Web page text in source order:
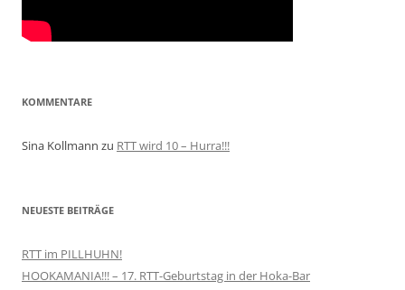
KOMMENTARE
Sina Kollmann zu RTT wird 10 – Hurra!!!
NEUESTE BEITRÄGE
RTT im PILLHUHN!
HOOKAMANIA!!! – 17. RTT-Geburtstag in der Hoka-Bar